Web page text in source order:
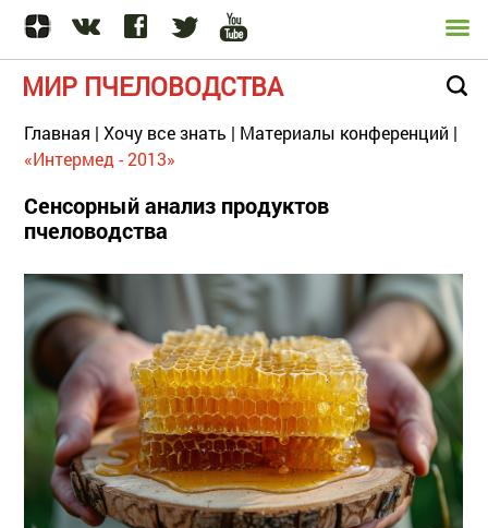
МИР ПЧЕЛОВОДСТВА
Главная | Хочу все знать | Материалы конференций |
«Интермед - 2013»
Сенсорный анализ продуктов
пчеловодства